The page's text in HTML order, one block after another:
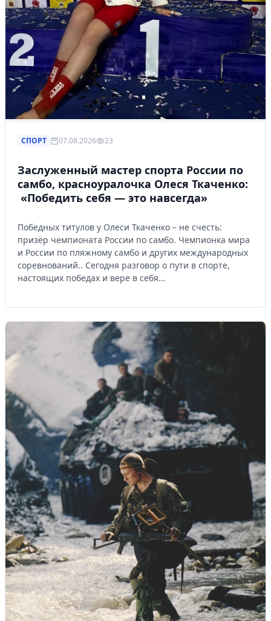
СПОРТ 07.08.2026 23
Заслуженный мастер спорта России по
самбо, красноуралочка Олеся Ткаченко:
«Победить себя — это навсегда»
Победных титулов у Олеси Ткаченко – не счесть:
призёр чемпионата России по самбо. Чемпионка мира
и России по пляжному самбо и других международных
соревнований.. Сегодня разговор о пути в спорте,
настоящих победах и вере в себя…